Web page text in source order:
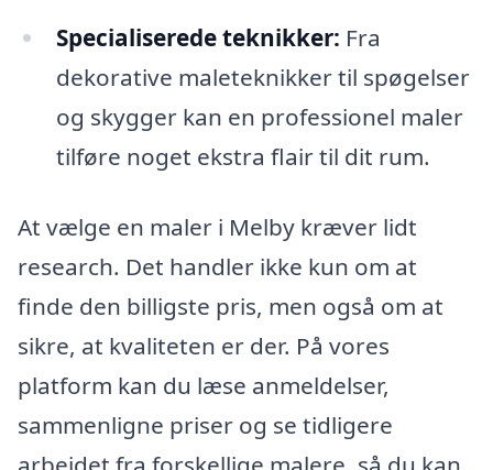
Specialiserede teknikker: Fra
dekorative maleteknikker til spøgelser
og skygger kan en professionel maler
tilføre noget ekstra flair til dit rum.
At vælge en maler i Melby kræver lidt
research. Det handler ikke kun om at
finde den billigste pris, men også om at
sikre, at kvaliteten er der. På vores
platform kan du læse anmeldelser,
sammenligne priser og se tidligere